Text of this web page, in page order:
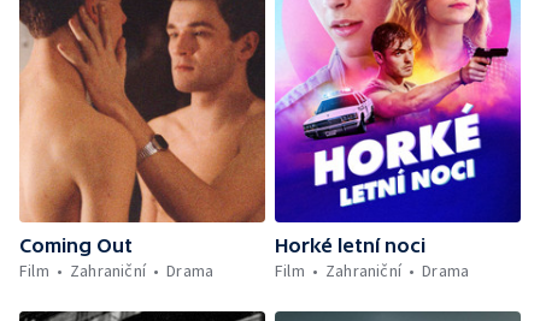
Coming Out
Film
Zahraniční Drama
Horké letní noci
Film
Zahraniční Drama